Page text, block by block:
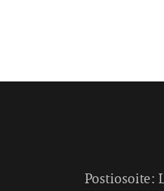
Postiosoite: